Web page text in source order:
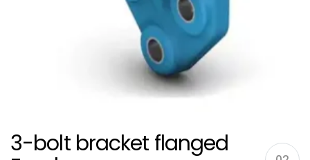
3-bolt bracket flanged